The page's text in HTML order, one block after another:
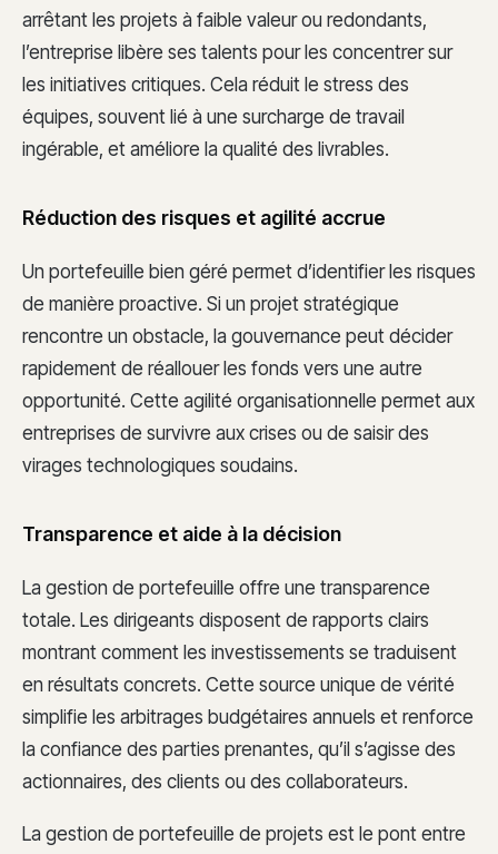
arrêtant les projets à faible valeur ou redondants,
l’entreprise libère ses talents pour les concentrer sur
les initiatives critiques. Cela réduit le stress des
équipes, souvent lié à une surcharge de travail
ingérable, et améliore la qualité des livrables.
Réduction des risques et agilité accrue
Un portefeuille bien géré permet d’identifier les risques
de manière proactive. Si un projet stratégique
rencontre un obstacle, la gouvernance peut décider
rapidement de réallouer les fonds vers une autre
opportunité. Cette agilité organisationnelle permet aux
entreprises de survivre aux crises ou de saisir des
virages technologiques soudains.
Transparence et aide à la décision
La gestion de portefeuille offre une transparence
totale. Les dirigeants disposent de rapports clairs
montrant comment les investissements se traduisent
en résultats concrets. Cette source unique de vérité
simplifie les arbitrages budgétaires annuels et renforce
la confiance des parties prenantes, qu’il s’agisse des
actionnaires, des clients ou des collaborateurs.
La gestion de portefeuille de projets est le pont entre